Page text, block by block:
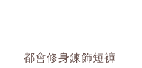
都會修身鍊飾短褲